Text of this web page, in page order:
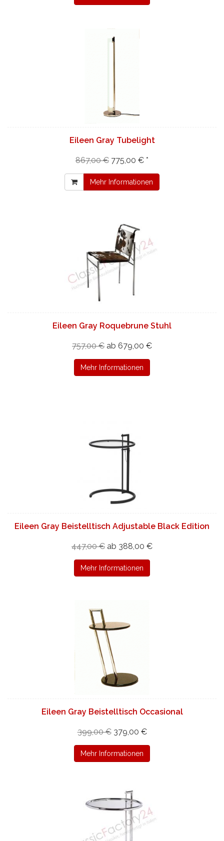
Eileen Gray Tubelight
867,00 € 775,00 € *
Mehr Informationen
Eileen Gray Roquebrune Stuhl
757,00 € ab 679,00 €
Mehr Informationen
Eileen Gray Beistelltisch Adjustable Black Edition
447,00 € ab 388,00 €
Mehr Informationen
Eileen Gray Beistelltisch Occasional
399,00 € 379,00 €
Mehr Informationen